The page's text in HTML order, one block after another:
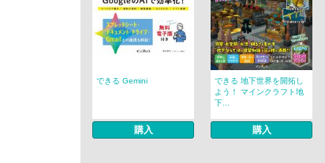
できる Gemini
購入
できる 地下世界を開拓し
よう！ マインクラフト地
下...
購入